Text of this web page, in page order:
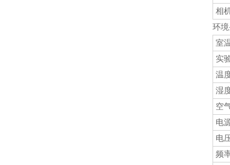
相
环
室
实
温
湿
空
电
电
频